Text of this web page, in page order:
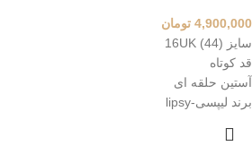
4,900,000 تومان
سایز 16UK (44)
قد کوتاه
آستین حلقه ای
برند لیپسی-lipsy